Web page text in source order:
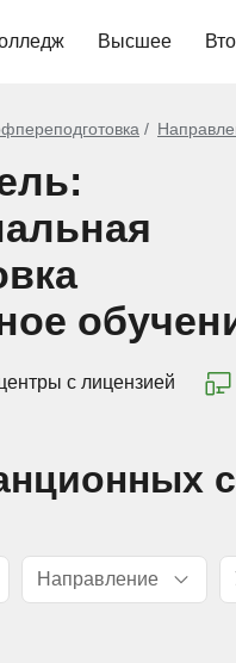
Высшее
с лицензией
Направление